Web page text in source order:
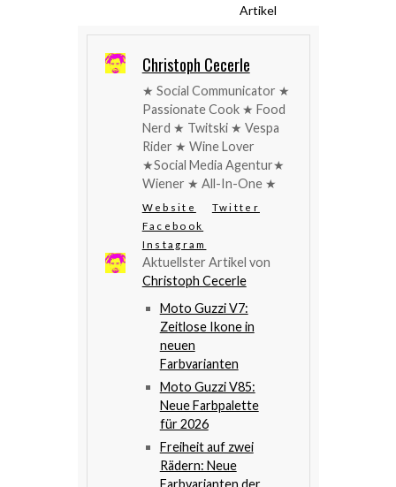
Artikel
Christoph Cecerle
★ Social Communicator ★
Passionate Cook ★ Food
Nerd ★ Twitski ★ Vespa
Rider ★ Wine Lover
★Social Media Agentur★
Wiener ★ All-In-One ★
Website
Twitter
Facebook
Instagram
Aktuellster Artikel von
Christoph Cecerle
Moto Guzzi V7:
Zeitlose Ikone in
neuen
Farbvarianten
Moto Guzzi V85:
Neue Farbpalette
für 2026
Freiheit auf zwei
Rädern: Neue
Farbvarianten der